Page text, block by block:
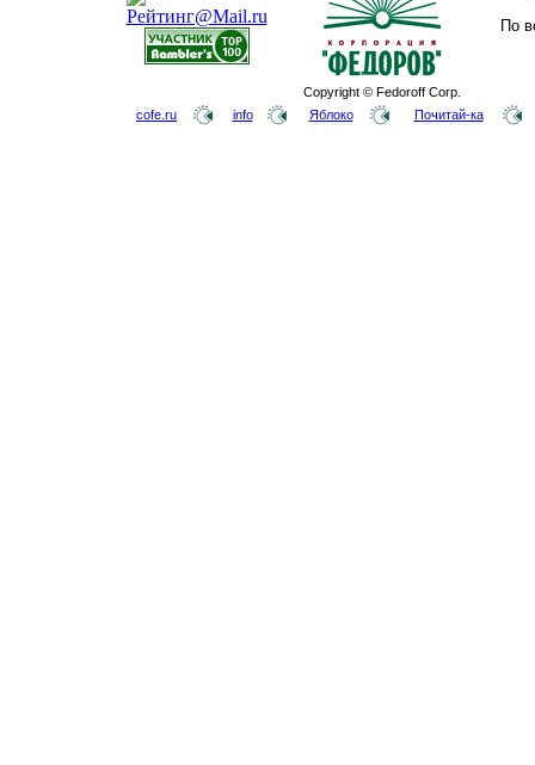
Copyright © Fedoroff Corp.
По
cofe.ru info Яблоко Почитай-ка